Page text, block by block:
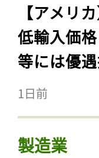
【アメリ
低輸入価
等には優
1日前
製造業